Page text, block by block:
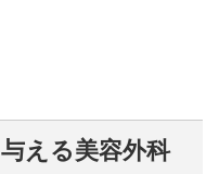
える美容外科